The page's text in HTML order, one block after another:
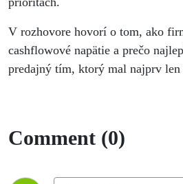
V rozhovore hovorí o tom, ako
cashflowové napätie a prečo
predajný tím, ktorý mal najprv
Comment (0)